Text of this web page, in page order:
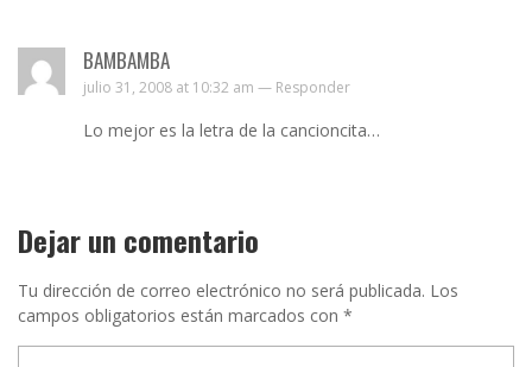
BAMBAMBA
julio 31, 2008 at 10:32 am — Responder
Lo mejor es la letra de la cancioncita…
Dejar un comentario
Tu dirección de correo electrónico no será publicada. Los
campos obligatorios están marcados con *